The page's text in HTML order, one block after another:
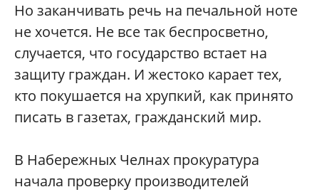
Но заканчивать речь на печальной ноте
не хочется. Не все так беспросветно,
случается, что государство встает на
защиту граждан. И жестоко карает тех,
кто покушается на хрупкий, как принято
писать в газетах, гражданский мир.
В Набережных Челнах прокуратура
начала проверку производителей